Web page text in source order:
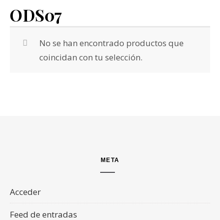
ODS07
No se han encontrado productos que
coincidan con tu selección.
META
Acceder
Feed de entradas